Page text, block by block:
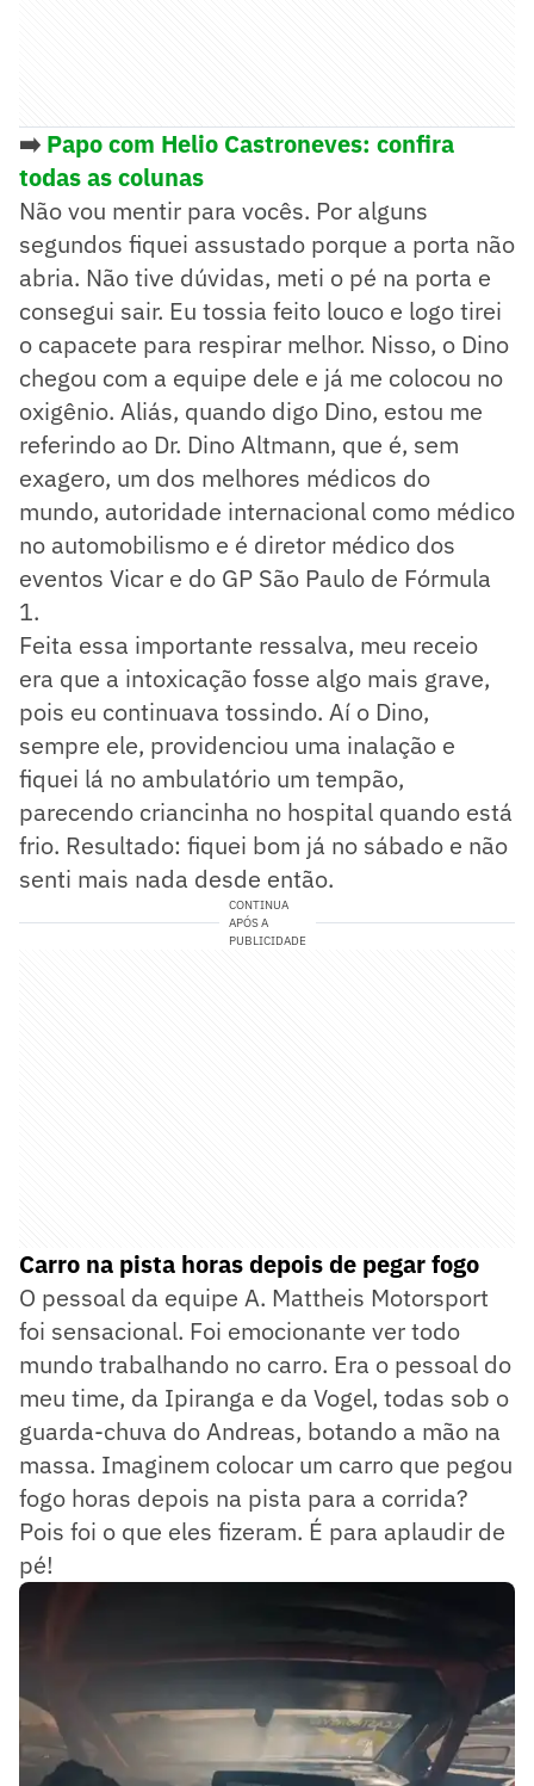
➡️ Papo com Helio Castroneves: confira
todas as colunas
Não vou mentir para vocês. Por alguns
segundos fiquei assustado porque a porta não
abria. Não tive dúvidas, meti o pé na porta e
consegui sair. Eu tossia feito louco e logo tirei
o capacete para respirar melhor. Nisso, o Dino
chegou com a equipe dele e já me colocou no
oxigênio. Aliás, quando digo Dino, estou me
referindo ao Dr. Dino Altmann, que é, sem
exagero, um dos melhores médicos do
mundo, autoridade internacional como médico
no automobilismo e é diretor médico dos
eventos Vicar e do GP São Paulo de Fórmula
1.
Feita essa importante ressalva, meu receio
era que a intoxicação fosse algo mais grave,
pois eu continuava tossindo. Aí o Dino,
sempre ele, providenciou uma inalação e
fiquei lá no ambulatório um tempão,
parecendo criancinha no hospital quando está
frio. Resultado: fiquei bom já no sábado e não
senti mais nada desde então.
CONTINUA
APÓS A
PUBLICIDADE
Carro na pista horas depois de pegar fogo
O pessoal da equipe A. Mattheis Motorsport
foi sensacional. Foi emocionante ver todo
mundo trabalhando no carro. Era o pessoal do
meu time, da Ipiranga e da Vogel, todas sob o
guarda-chuva do Andreas, botando a mão na
massa. Imaginem colocar um carro que pegou
fogo horas depois na pista para a corrida?
Pois foi o que eles fizeram. É para aplaudir de
pé!